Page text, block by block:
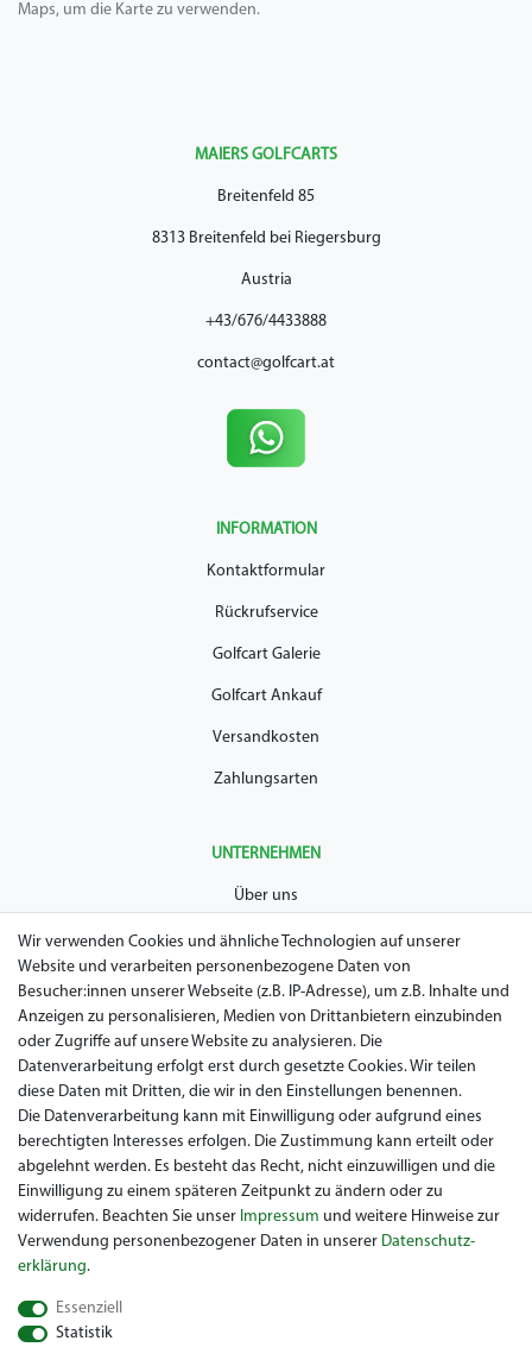
Maps, um die Karte zu verwenden.
MAIERS GOLFCARTS
Breitenfeld 85
8313 Breitenfeld bei Riegersburg
Austria
+43/676/4433888
contact@golfcart.at
INFORMATION
Kontaktformular
Rückrufservice
Golfcart Galerie
Golfcart Ankauf
Versandkosten
Zahlungsarten
UNTERNEHMEN
Über uns
AGB
Datenschutz
Impressum
Widerrufsrecht
Garantie / Gewährleistung
Sie suchen ein gebrauchtes Golf Car? Maiers Golfcarts ist Ihr
österreichischer Golfcar Händler für Clubcar, Ezgo, Garia, Melex
Wir verwenden Cookies und ähnliche Technologien auf unserer
Website und verarbeiten personenbezogene Daten von
Besucher:innen unserer Webseite (z.B. IP-Adresse), um z.B. Inhalte und
Anzeigen zu personalisieren, Medien von Drittanbietern einzubinden
oder Zugriffe auf unsere Website zu analysieren. Die
Datenverarbeitung erfolgt erst durch gesetzte Cookies. Wir teilen
diese Daten mit Dritten, die wir in den Einstellungen benennen.
Die Datenverarbeitung kann mit Einwilligung oder aufgrund eines
berechtigten Interesses erfolgen. Die Zustimmung kann erteilt oder
abgelehnt werden. Es besteht das Recht, nicht einzuwilligen und die
Einwilligung zu einem späteren Zeitpunkt zu ändern oder zu
widerrufen. Beachten Sie unser Impressum und weitere Hinweise zur
Verwendung personenbezogener Daten in unserer Daten­schutz­
erklärung.
Essenziell
Statistik